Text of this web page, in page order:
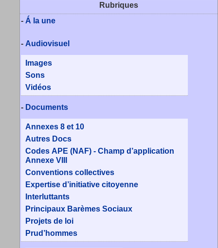
Rubriques
- Á la une
- Audiovisuel
Images
Sons
Vidéos
- Documents
Annexes 8 et 10
Autres Docs
Codes APE (NAF) - Champ d’application
Annexe VIII
Conventions collectives
Expertise d’initiative citoyenne
Interluttants
Principaux Barèmes Sociaux
Projets de loi
Prud’hommes